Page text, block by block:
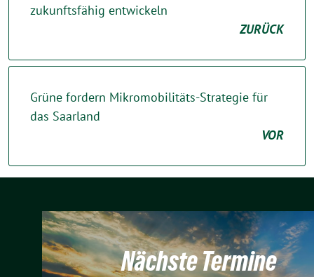
zukunftsfähig entwickeln
ZURÜCK
Grüne fordern Mikromobilitäts-Strategie für
das Saarland
VOR
Nächste Termine